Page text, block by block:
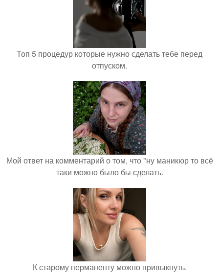
Топ 5 процедур которые нужно сделать тебе перед
отпуском.
Мой ответ на комментарий о том, что "ну маникюр то всё
таки можно было бы сделать.
К старому перманенту можно привыкнуть.